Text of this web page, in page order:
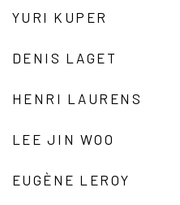
YURI KUPER
DENIS LAGET
HENRI LAURENS
LEE JIN WOO
EUGÈNE LEROY